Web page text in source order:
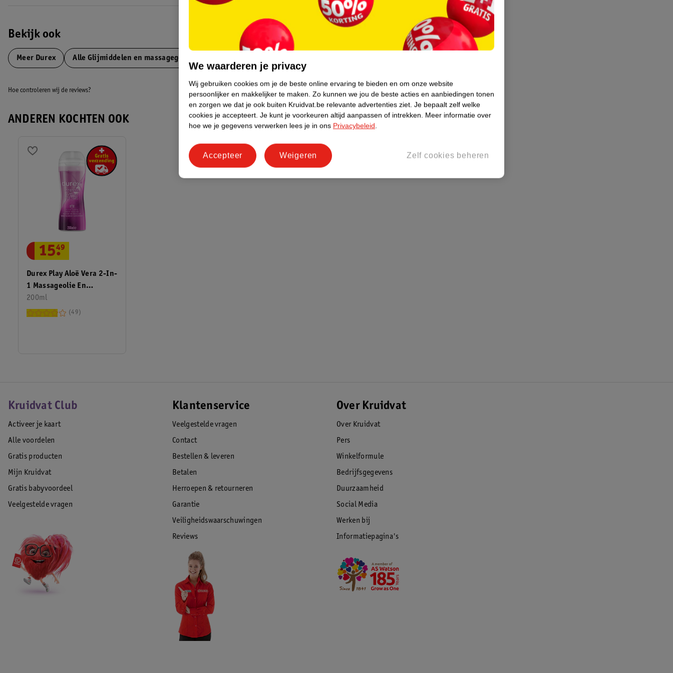
Bekijk ook
Meer Durex Alle Glijmiddelen en massagegels
Hoe controleren wij de reviews?
ANDEREN KOCHTEN OOK
Durex Play Aloë Vera 2-In-
1 Massageolie En
Glijmiddel
200ml
15.
49
49
Kruidvat Club
Activeer je kaart
Alle voordelen
Gratis producten
Mijn Kruidvat
Gratis babyvoordeel
Veelgestelde vragen
Klantenservice
Veelgestelde vragen
Contact
Bestellen & leveren
Betalen
Herroepen & retourneren
Garantie
Veiligheidswaarschuwingen
Reviews
Over Kruidvat
Over Kruidvat
Pers
Winkelformule
Bedrijfsgegevens
Duurzaamheid
Social Media
Werken bij
Informatiepagina's
We waarderen je privacy
Wij gebruiken cookies om je de beste online ervaring te bieden en om onze website
persoonlijker en makkelijker te maken. Zo kunnen we jou de beste acties en aanbiedingen tonen
en zorgen we dat je ook buiten Kruidvat.be relevante advertenties ziet. Je bepaalt zelf welke
cookies je accepteert. Je kunt je voorkeuren altijd aanpassen of intrekken. Meer informatie over
hoe we je gegevens verwerken lees je in ons Privacybeleid.
Zelf cookies beheren
Weigeren
Accepteer